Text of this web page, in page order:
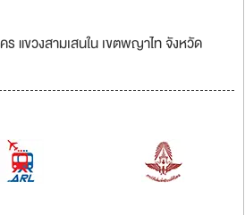
แขวงสามเสนใน เขตพญาไท จังหวัด